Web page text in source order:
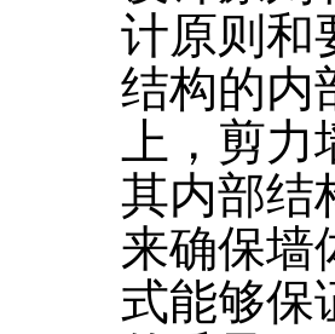
计原则和
结构的内
上，剪力
其内部结
来确保墙
式能够保